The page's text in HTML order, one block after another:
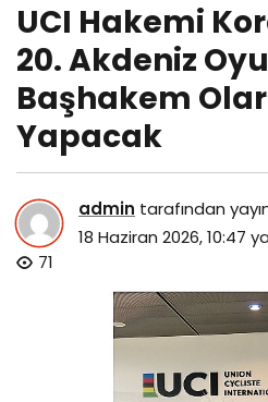
UCI Hakemi
20. Akdeniz
Başhakem
Yapacak
admin tarafından
18 Haziran 2026, 10:47
71